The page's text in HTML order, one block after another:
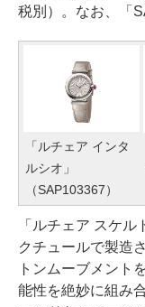
税別）。なお、「
「ルチェア インタ
ルシオ」
（SAP103367）
「ルチェア スケ
クチュールで製造
トンムーブメント
能性を絶妙に組み